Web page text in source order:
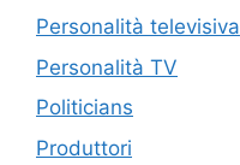
Personalità televisiva
Personalità TV
Politicians
Produttori